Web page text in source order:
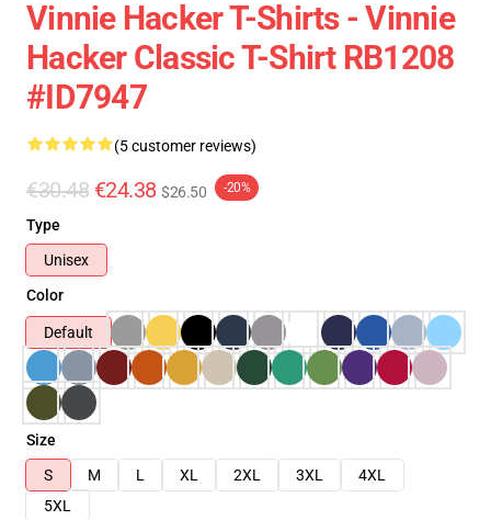
Vinnie Hacker T-Shirts - Vinnie
Hacker Classic T-Shirt RB1208
#ID7947
(5 customer reviews)
€30.48 €24.38 $26.50 -20%
Type
Unisex
Color
Default
Size
S
M L XL 2XL 3XL
4XL
5XL